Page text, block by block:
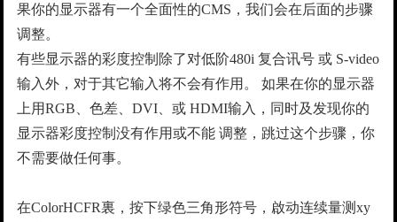
果你的显示器有一个全面性的CMS，我们会在后面的步骤
调整。
有些显示器的彩度控制除了对低阶480i 复合讯号 或 S-video
输入外，对于其它输入将不会有作用。 如果在你的显示器
上用RGB、色差、DVI、或 HDMI输入，同时及发现你的
显示器彩度控制没有作用或不能 调整，跳过这个步骤，你
不需要做任何事。
在ColorHCFR裏，按下绿色三角形符号，啟动连续量测xy